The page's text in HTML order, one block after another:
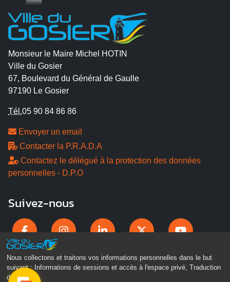
Nous collectons et traitons vos informations personnelles dans le but
suivant :
Informations de sessions et accès à l'espace privé, Traduction
des pages .
Monsieur le Maire Michel HOTIN
Ville du Gosier
67, Boulevard du Général de Gaulle
97190 Le Gosier
Tél.05 90 84 86 86
Envoyer un email
Contacter la P.R.A.D.A
Contactez le délégué à la protection des données
personnelles - D.P.O
Suivez-nous